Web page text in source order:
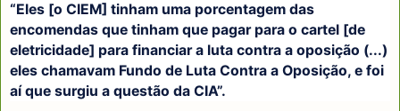
“Eles [o CIEM] tinham uma porcentagem das
encomendas que tinham que pagar para o cartel [de
eletricidade] para financiar a luta contra a oposição (...)
eles chamavam Fundo de Luta Contra a Oposição, e foi
aí que surgiu a questão da CIA”.